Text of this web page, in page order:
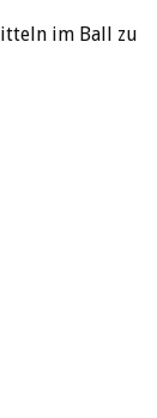
im Ball zu